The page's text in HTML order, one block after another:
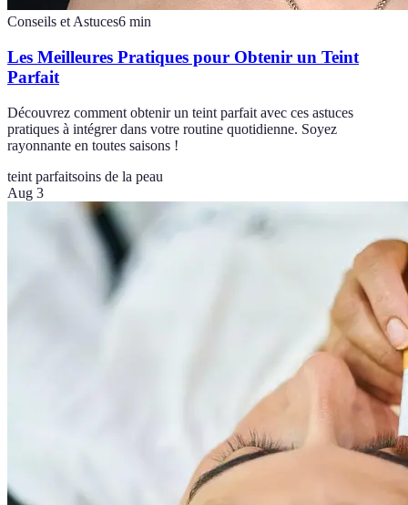
Conseils et Astuces6 min
Les Meilleures Pratiques pour Obtenir un Teint
Parfait
Découvrez comment obtenir un teint parfait avec ces astuces
pratiques à intégrer dans votre routine quotidienne. Soyez
rayonnante en toutes saisons !
teint parfaitsoins de la peau
Aug 3